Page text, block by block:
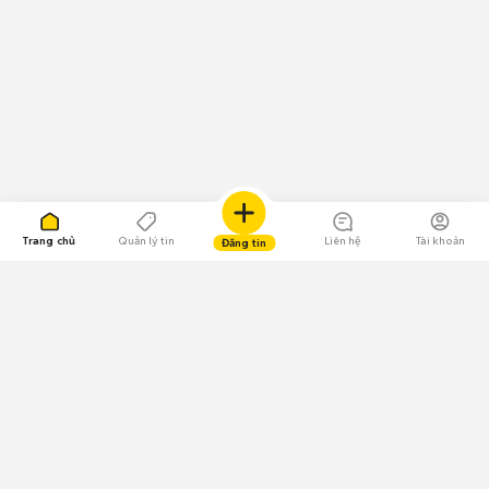
Trang chủ Quản lý tin Đăng tin Liên hệ Tài khoản
Khi chụp hình hay quay video hình ảnh hiện lên trong camera vô cùng
mờ.